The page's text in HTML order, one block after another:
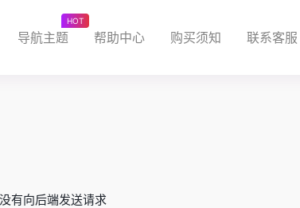
导航主题
HOT
帮助中心 购买须知 联系客服
有向后端发送请求